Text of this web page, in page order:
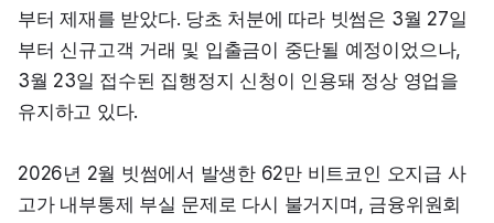
부터 제재를 받았다. 당초 처분에 따라 빗썸은 3월 27일
부터 신규고객 거래 및 입출금이 중단될 예정이었으나,
3월 23일 접수된 집행정지 신청이 인용돼 정상 영업을
유지하고 있다.
2026년 2월 빗썸에서 발생한 62만 비트코인 오지급 사
고가 내부통제 부실 문제로 다시 불거지며, 금융위원회